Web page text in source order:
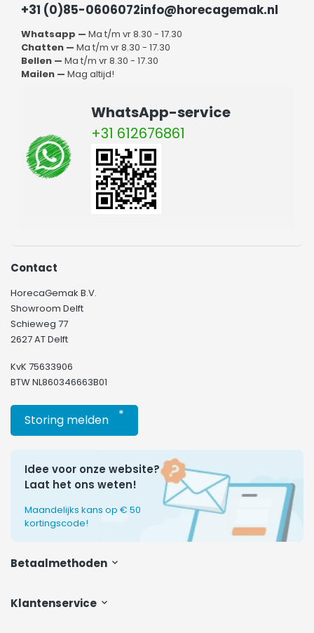
+31 (0)85-0606072info@horecagemak.nl
Whatsapp — Ma t/m vr 8.30 - 17.30
Chatten — Ma t/m vr 8.30 - 17.30
Bellen — Ma t/m vr 8.30 - 17.30
Mailen — Mag altijd!
WhatsApp-service
+31 612676861
Klantenservice
Contact
HorecaGemak B.V.
Showroom Delft
Schieweg 77
2627 AT Delft
KvK 75633906
BTW NL860346663B01
Storing melden *
Idee voor onze website?
Laat het ons weten!
Maandelijks kans op € 50
kortingscode!
Betaalmethoden